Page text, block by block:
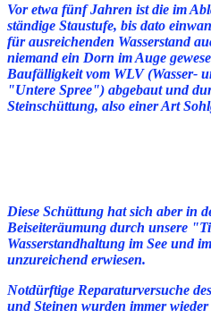
Vor etwa fünf Jahren ist die im
ständige Staustufe, bis dato
für ausreichenden Wasserstand
niemand ein Dorn im Auge
Baufälligkeit vom WLV (Wasser-
"Untere Spree") abgebaut und
Steinschüttung, also einer Art
Diese Schüttung hat sich aber in
Beiseiteräumung durch unsere
Wasserstandhaltung im See und
unzureichend erwiesen.
Notdürftige Reparaturversuche
und Steinen wurden immer